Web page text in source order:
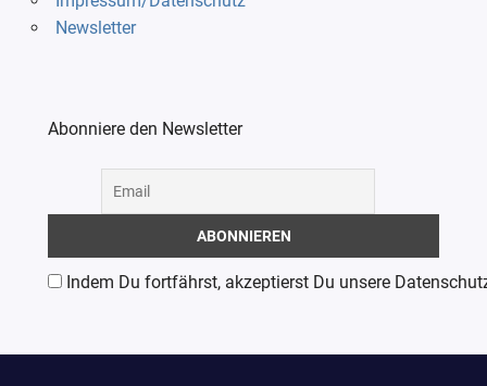
Newsletter
Abonniere den Newsletter
Indem Du fortfährst, akzeptierst Du unsere